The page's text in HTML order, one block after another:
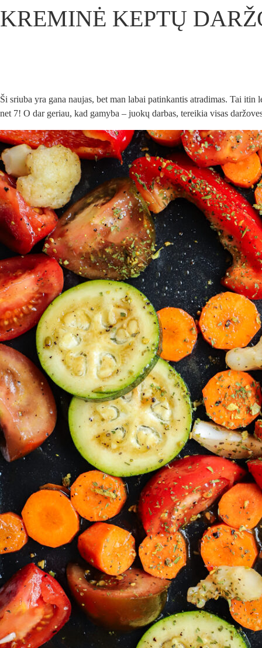
KREMINĖ KEPTŲ
Ši sriuba yra gana naujas, bet man labai patinkantis atradimas. Tai
net 7! O dar geriau, kad gamyba – juokų darbas, tereikia visas